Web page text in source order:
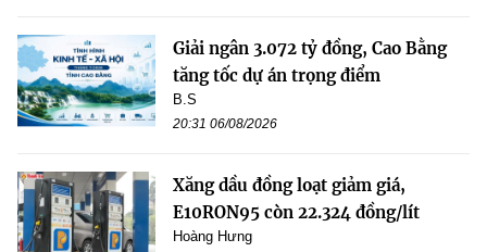
Giải ngân 3.072 tỷ đồng, Cao Bằng
tăng tốc dự án trọng điểm
B.S
20:31 06/08/2026
Xăng dầu đồng loạt giảm giá,
E10RON95 còn 22.324 đồng/lít
Hoàng Hưng